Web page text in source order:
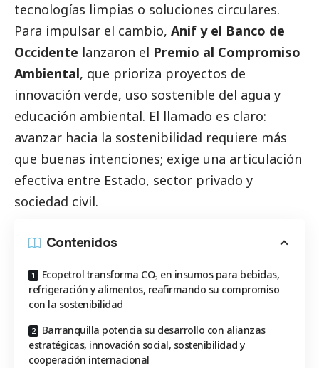
tecnologías limpias o soluciones circulares.
Para impulsar el cambio, Anif y el Banco de
Occidente lanzaron el Premio al Compromiso
Ambiental, que prioriza proyectos de
innovación verde, uso sostenible del agua y
educación ambiental. El llamado es claro:
avanzar hacia la sostenibilidad requiere más
que buenas intenciones; exige una articulación
efectiva entre Estado, sector privado y
sociedad civil.
Contenidos
Ecopetrol transforma CO₂ en insumos para bebidas,
refrigeración y alimentos, reafirmando su compromiso
con la sostenibilidad
Barranquilla potencia su desarrollo con alianzas
estratégicas, innovación social, sostenibilidad y
cooperación internacional